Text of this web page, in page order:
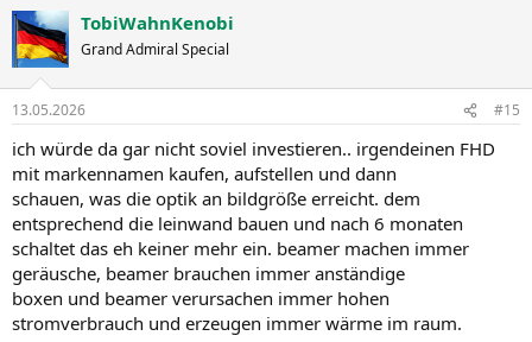
TobiWahnKenobi
Grand Admiral Special
13.05.2026 #15
ich würde da gar nicht soviel investieren.. irgendeinen FHD
mit markennamen kaufen, aufstellen und dann
schauen, was die optik an bildgröße erreicht. dem
entsprechend die leinwand bauen und nach 6 monaten
schaltet das eh keiner mehr ein. beamer machen immer
geräusche, beamer brauchen immer anständige
boxen und beamer verursachen immer hohen
stromverbrauch und erzeugen immer wärme im raum.